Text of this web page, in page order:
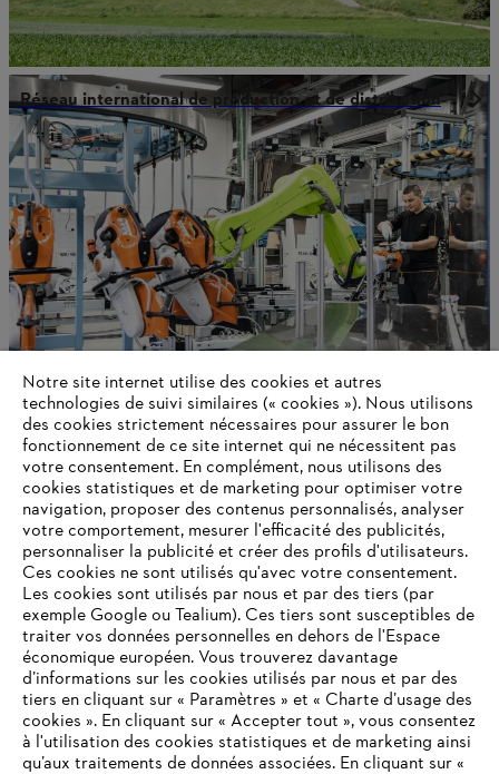
Réseau international de production et de distribution
L’entreprise STIHL
Informations pour les fournisseurs
Produits
Contact
Carrière
Système d'alerte
Notre site internet utilise des cookies et autres
technologies de suivi similaires (« cookies »). Nous utilisons
des cookies strictement nécessaires pour assurer le bon
fonctionnement de ce site internet qui ne nécessitent pas
votre consentement. En complément, nous utilisons des
cookies statistiques et de marketing pour optimiser votre
navigation, proposer des contenus personnalisés, analyser
votre comportement, mesurer l'efficacité des publicités,
personnaliser la publicité et créer des profils d'utilisateurs.
Ces cookies ne sont utilisés qu'avec votre consentement.
Les cookies sont utilisés par nous et par des tiers (par
exemple Google ou Tealium). Ces tiers sont susceptibles de
traiter vos données personnelles en dehors de l'Espace
économique européen. Vous trouverez davantage
d’informations sur les cookies utilisés par nous et par des
tiers en cliquant sur « Paramètres » et « Charte d’usage des
cookies ». En cliquant sur « Accepter tout », vous consentez
à l'utilisation des cookies statistiques et de marketing ainsi
qu’aux traitements de données associées. En cliquant sur «